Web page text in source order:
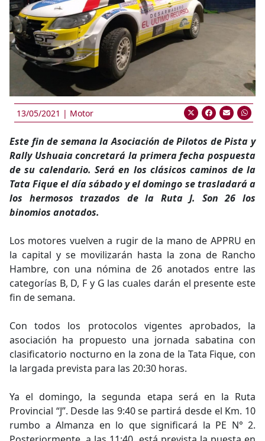
13/05/2021 | Motor
Este fin de semana la Asociación de Pilotos de Pista y
Rally Ushuaia concretará la primera fecha pospuesta
de su calendario. Será en los clásicos caminos de la
Tata Fique el día sábado y el domingo se trasladará a
los hermosos trazados de la Ruta J. Son 26 los
binomios anotados.
Los motores vuelven a rugir de la mano de APPRU en
la capital y se movilizarán hasta la zona de Rancho
Hambre, con una nómina de 26 anotados entre las
categorías B, D, F y G las cuales darán el presente este
fin de semana.
Con todos los protocolos vigentes aprobados, la
asociación ha propuesto una jornada sabatina con
clasificatorio nocturno en la zona de la Tata Fique, con
la largada prevista para las 20:30 horas.
Ya el domingo, la segunda etapa será en la Ruta
Provincial “J”. Desde las 9:40 se partirá desde el Km. 10
rumbo a Almanza en lo que significará la PE N° 2.